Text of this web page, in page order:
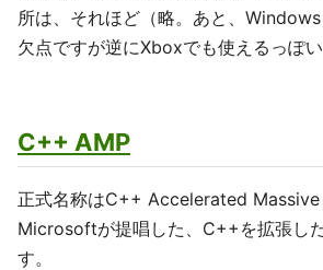
所は、それほど（略。あと、
欠点ですが逆にXboxでも使えるっぽい
C++ AMP
正式名称はC++ Accelerated Massive
Microsoftが提唱した、C++を拡張し
す。